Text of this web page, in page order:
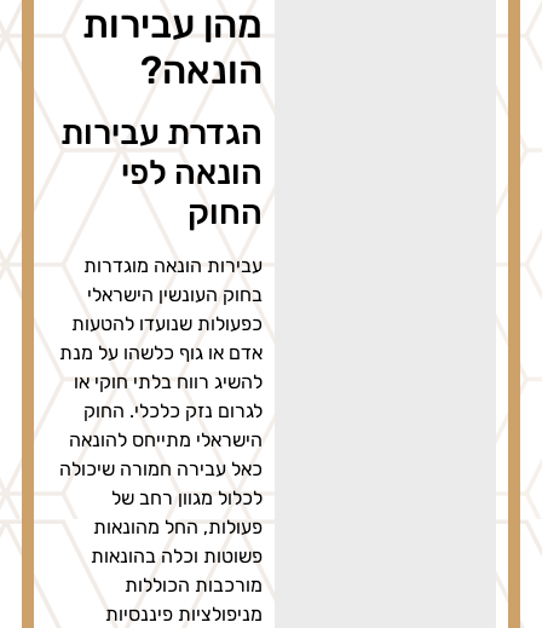
מהן עבירות
הונאה?
הגדרת עבירות
הונאה לפי
עבירות הונאה מוגדרות
בחוק העונשין הישראלי
כפעולות שנועדו להטעות
אדם או גוף כלשהו על מנת
להשיג רווח בלתי חוקי או
לגרום נזק כלכלי. החוק
הישראלי מתייחס להונאה
כאל עבירה חמורה שיכולה
לכלול מגוון רחב של
פעולות, החל מהונאות
פשוטות וכלה בהונאות
מורכבות הכוללות
מניפולציות פיננסיות